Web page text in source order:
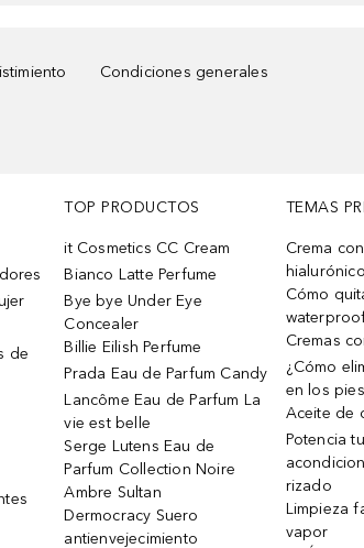
Condiciones generales
de
TOP PRODUCTOS
it Cosmetics CC Cream
Bianco Latte Perfume
Bye bye Under Eye
Concealer
Billie Eilish Perfume
Prada Eau de Parfum Candy
Lancôme Eau de Parfum La
vie est belle
Serge Lutens Eau de
Parfum Collection Noire
Ambre Sultan
Dermocracy Suero
antienvejecimiento
TEMAS
Crema
hialurónico
Cómo
Cremas
¿Cómo
en los
Aceite de
Potencia
rizado
Limpieza
vapor